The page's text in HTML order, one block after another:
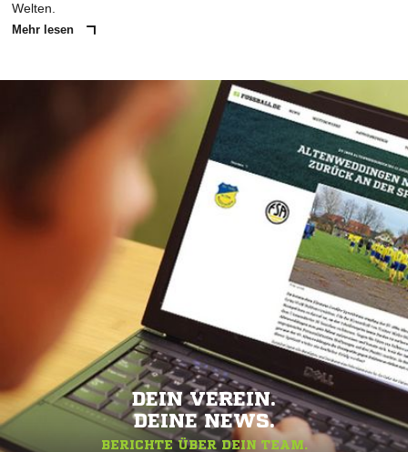
Welten.
Mehr lesen
DEIN VEREIN.
DEINE NEWS.
BERICHTE ÜBER DEIN TEAM.